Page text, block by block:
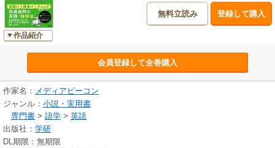
作品紹介
無料立読み 登録して購入
会員登録して全巻購入
作家名： メディアビーコン
ジャンル： 小説・実用書
専門書 > 語学 > 英語
出版社： 学研
DL期限：無期限